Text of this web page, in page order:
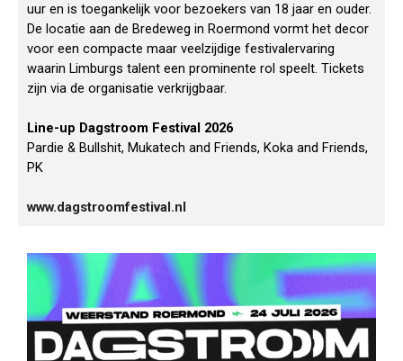
uur en is toegankelijk voor bezoekers van 18 jaar en ouder.
De locatie aan de Bredeweg in Roermond vormt het decor
voor een compacte maar veelzijdige festivalervaring
waarin Limburgs talent een prominente rol speelt. Tickets
zijn via de organisatie verkrijgbaar.
Line-up Dagstroom Festival 2026
Pardie & Bullshit, Mukatech and Friends, Koka and Friends,
PK
www.dagstroomfestival.nl